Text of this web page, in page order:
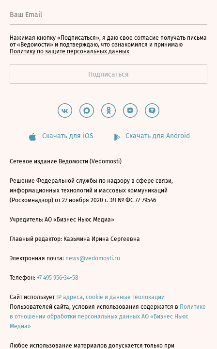
Нажимая кнопку «Подписаться», я даю свое согласие получать письма
от «Ведомости» и подтверждаю, что ознакомился и принимаю
Политику по защите персональных данных
Скачать для iOS Скачать для Android
Сетевое издание Ведомости (Vedomosti)
Решение Федеральной службы по надзору в сфере связи,
информационных технологий и массовых коммуникаций
(Роскомнадзор) от 27 ноября 2020 г. ЭЛ № ФС 77-79546
Учредитель: АО «Бизнес Ньюс Медиа»
Главный редактор: Казьмина Ирина Сергеевна
Электронная почта: news@vedomosti.ru
Телефон: +7 495 956-34-58
Сайт использует IP адреса, cookie и данные геолокации
Пользователей сайта, условия использования содержатся в Политике
в отношении обработки персональных данных АО «Бизнес Ньюс
Медиа»
Любое использование материалов допускается только при